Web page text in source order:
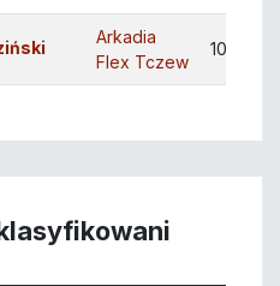
Arkadia
Flex Tczew
10